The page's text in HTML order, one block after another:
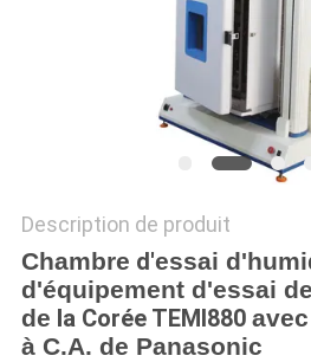
Description de produit
Chambre d'essai
d'équipement d'essai de
de la Corée TEMI880
à C.A. de Panasonic